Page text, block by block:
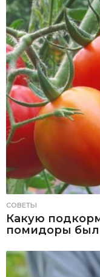
СОВЕТЫ
Какую
помидоры